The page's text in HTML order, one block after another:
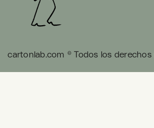
cartonlab.com © Todos los derechos